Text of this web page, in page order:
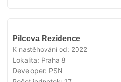
Pilcova Rezidence
K nastěhování od: 2022
Lokalita: Praha 8
Developer: PSN